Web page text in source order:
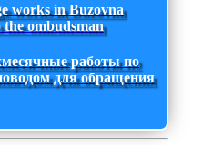
works in Buzovna
ombudsman
работы по
для обращения